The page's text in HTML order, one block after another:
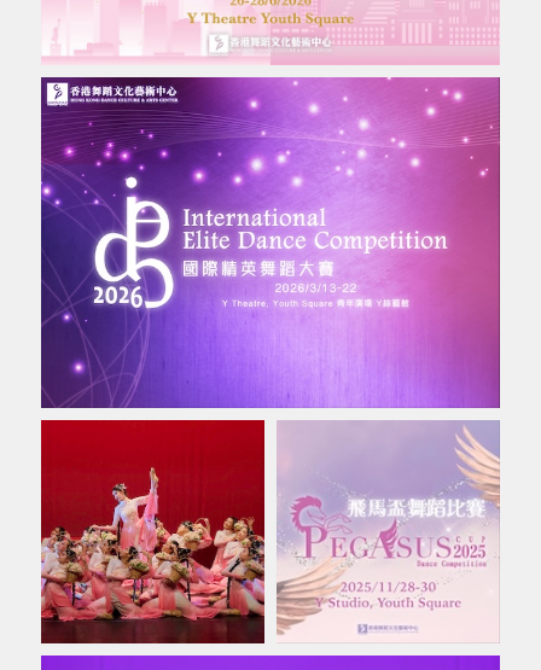
國際精英舞蹈大賽
聯絡我們
支持我們
加入我們
登入
English
WhatsApp 關注我們